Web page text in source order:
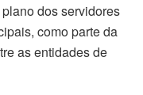
plano dos servidores
como parte da
as entidades de